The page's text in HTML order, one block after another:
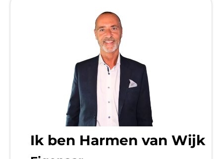
Ik ben Harmen van Wijk